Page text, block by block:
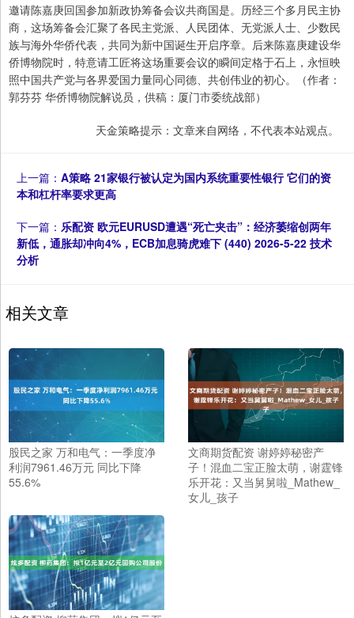
邀请陈嘉庚回国参加新政协筹备会议共商国是。历经三个多月民主协
商，这场筹备会汇聚了各民主党派、人民团体、无党派人士、少数民
族与海外华侨代表，共同为新中国诞生开启序章。后来陈嘉庚建设华
侨博物院时，特意请工匠将这场重要会议的瞬间定格于石上，永恒映
照中国共产党与各界爱国力量同心同德、共创伟业的初心。（作者：
郭芬芬 华侨博物院解说员，供稿：厦门市委统战部）
天金策略提示：文章来自网络，不代表本站观点。
上一篇： A策略 21家银行被认定为国内系统重要性银行 它们的资
本和杠杆率要求更高
下一篇： 乐配资 欧元EURUSD遭遇“死亡夹击”：经济萎缩创两年
新低，通胀却冲向4%，ECB加息骑虎难下 (440) 2026-5-22 技术
分析
相关文章
股民之家 万和电气：一季度净
利润7961.46万元 同比下降
55.6%
文商期货配资 谢婷婷秘密产
子！混血二宝正脸太萌，谢霆锋
乐开花：又当舅舅啦_Mathew_
女儿_孩子